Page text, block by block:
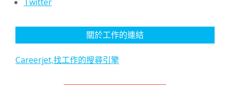
關於工作的連結
Careerjet,找工作的搜尋引擎